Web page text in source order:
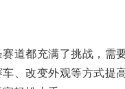
都充满了挑战，需要
改变外观等方式提高